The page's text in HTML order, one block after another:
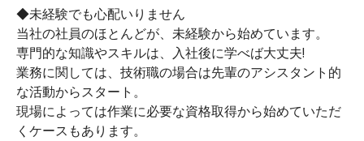
◆未経験でも心配いりません
当社の社員のほとんどが、未経験から始めています。
専門的な知識やスキルは、入社後に学べば大丈夫!
業務に関しては、技術職の場合は先輩のアシスタント的
な活動からスタート。
現場によっては作業に必要な資格取得から始めていただ
くケースもあります。